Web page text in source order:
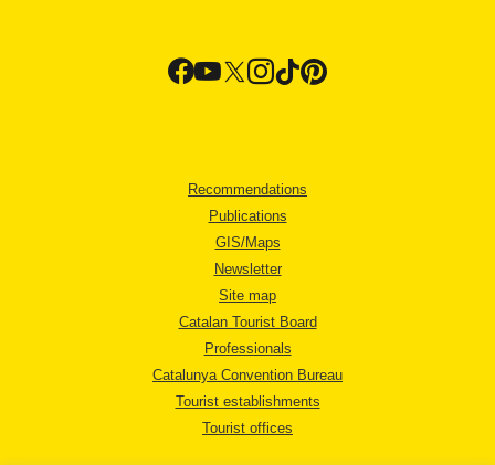
Recommendations
Publications
GIS/Maps
Newsletter
Site map
Catalan Tourist Board
Professionals
Catalunya Convention Bureau
Tourist establishments
Tourist offices